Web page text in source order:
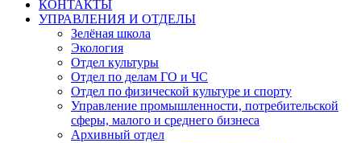
КОНТАКТЫ
УПРАВЛЕНИЯ И ОТДЕЛЫ
Зелёная школа
Экология
Отдел культуры
Отдел по делам ГО и ЧС
Отдел по физической культуре и спорту
Управление промышленности, потребительской
сферы, малого и среднего бизнеса
Архивный отдел